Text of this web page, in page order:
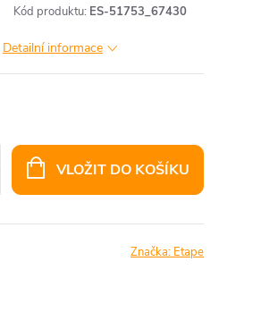
Kód produktu: ES-51753_67430
Detailní informace
VLOŽIT DO KOŠÍKU
Značka: Etape